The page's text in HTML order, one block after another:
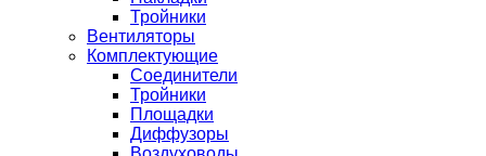
Тройники
Вентиляторы
Комплектующие
Соединители
Тройники
Площадки
Диффузоры